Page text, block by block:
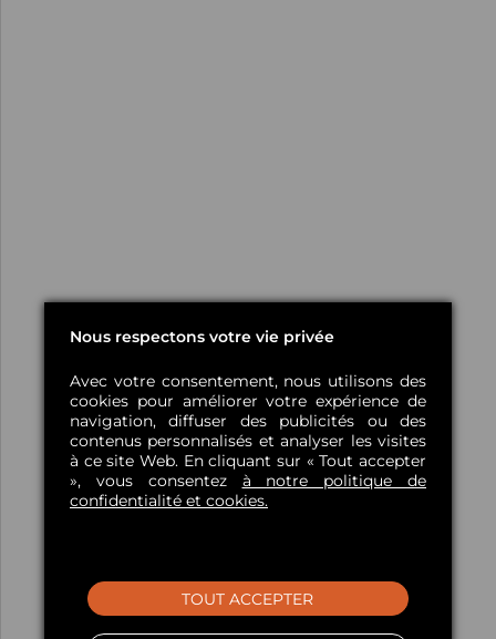
Nous respectons votre vie privée
Avec votre consentement, nous utilisons des
cookies pour améliorer votre expérience de
navigation, diffuser des publicités ou des
contenus personnalisés et analyser les visites
à ce site Web. En cliquant sur « Tout accepter
», vous consentez à notre politique de
confidentialité et cookies.
TOUT ACCEPTER